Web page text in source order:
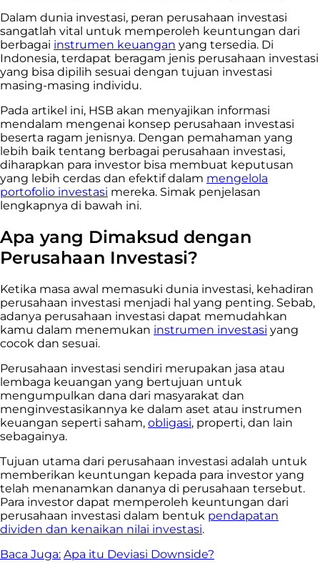
Dalam dunia investasi, peran perusahaan investasi
sangatlah vital untuk memperoleh keuntungan dari
berbagai instrumen keuangan yang tersedia. Di
Indonesia, terdapat beragam jenis perusahaan investasi
yang bisa dipilih sesuai dengan tujuan investasi
masing-masing individu.
Pada artikel ini, HSB akan menyajikan informasi
mendalam mengenai konsep perusahaan investasi
beserta ragam jenisnya. Dengan pemahaman yang
lebih baik tentang berbagai perusahaan investasi,
diharapkan para investor bisa membuat keputusan
yang lebih cerdas dan efektif dalam mengelola
portofolio investasi mereka. Simak penjelasan
lengkapnya di bawah ini.
Apa yang Dimaksud dengan
Perusahaan Investasi?
Ketika masa awal memasuki dunia investasi, kehadiran
perusahaan investasi menjadi hal yang penting. Sebab,
adanya perusahaan investasi dapat memudahkan
kamu dalam menemukan instrumen investasi yang
cocok dan sesuai.
Perusahaan investasi sendiri merupakan jasa atau
lembaga keuangan yang bertujuan untuk
mengumpulkan dana dari masyarakat dan
menginvestasikannya ke dalam aset atau instrumen
keuangan seperti saham, obligasi, properti, dan lain
sebagainya.
Tujuan utama dari perusahaan investasi adalah untuk
memberikan keuntungan kepada para investor yang
telah menanamkan dananya di perusahaan tersebut.
Para investor dapat memperoleh keuntungan dari
perusahaan investasi dalam bentuk pendapatan
dividen dan kenaikan nilai investasi.
Baca Juga: Apa itu Deviasi Downside?